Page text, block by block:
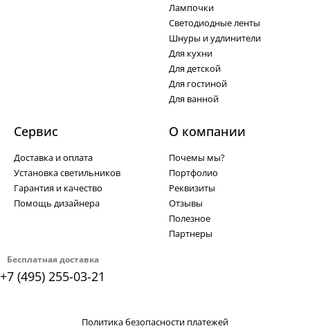
Бесплатная доставка
+7 (495) 255-03-21
Лампочки
Светодиодные ленты
Шнуры и удлинители
Для кухни
Для детской
Для гостиной
Для ванной
Сервис
Доставка и оплата
Установка светильников
Гарантия и качество
Помощь дизайнера
О компании
Почемы мы?
Портфолио
Реквизиты
Отзывы
Полезное
Партнеры
Политика безопасности платежей